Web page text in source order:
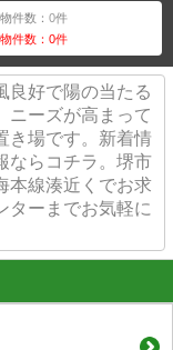
件数：0件
件数：0件
良好で陽の当たる
ニーズが高まって
き場です。新着情
ならコチラ。堺市
本線湊近くでお求
ターまでお気軽に